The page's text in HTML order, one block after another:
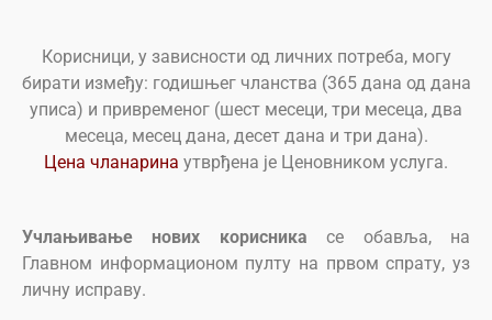
Корисници, у зависности од личних потреба, могу
бирати између: годишњег чланства (365 дана од дана
уписа) и привременог (шест месеци, три месеца, два
месеца, месец дана, десет дана и три дана).
Цена чланарина утврђена је Ценовником услуга.
Учлањивање нових корисника се обавља, на
Главном информационом пулту на првом спрату, уз
личну исправу.